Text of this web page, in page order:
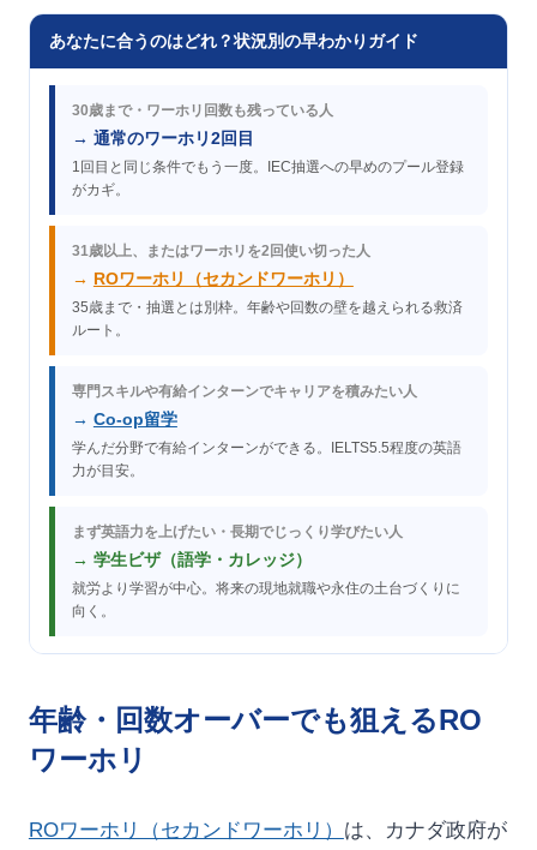
あなたに合うのはどれ？状況別の早わかりガイド
30歳まで・ワーホリ回数も残っている人
→ 通常のワーホリ2回目
1回目と同じ条件でもう一度。IEC抽選への早めのプール登録
がカギ。
31歳以上、またはワーホリを2回使い切った人
→ ROワーホリ（セカンドワーホリ）
35歳まで・抽選とは別枠。年齢や回数の壁を越えられる救済
ルート。
専門スキルや有給インターンでキャリアを積みたい人
→ Co-op留学
学んだ分野で有給インターンができる。IELTS5.5程度の英語
力が目安。
まず英語力を上げたい・長期でじっくり学びたい人
→ 学生ビザ（語学・カレッジ）
就労より学習が中心。将来の現地就職や永住の土台づくりに
向く。
年齢・回数オーバーでも狙えるRO
ワーホリ
ROワーホリ（セカンドワーホリ） は、カナダ政府が